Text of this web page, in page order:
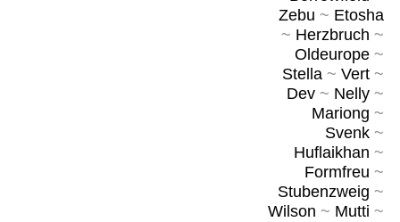
Zebu ~ Etosha
~ Herzbruch ~
Oldeurope~
Stella~ Vert~
Dev~ Nelly~
Mariong ~
Svenk~
Huflaikhan ~
Formfreu ~
Stubenzweig ~
Wilson ~ Mutti ~